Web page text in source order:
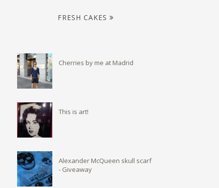
FRESH CAKES
Cherries by me at Madrid
This is art!
Alexander McQueen skull scarf
- Giveaway